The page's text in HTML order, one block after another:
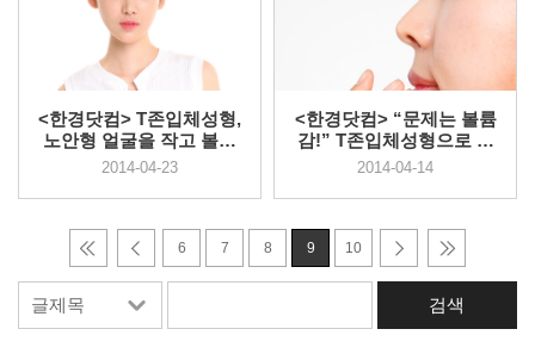
<한경닷컴> T존입체성형,
노안형 얼굴을 작고 볼륨
있게...
2014-04-23
<한경닷컴> “문제는 볼륨
감!” T존입체성형으로 입
체적 ...
2014-04-14
6 7 8 9 10